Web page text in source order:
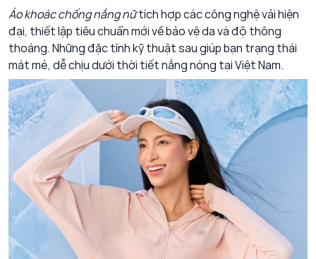
Áo khoác chống nắng nữtích hợp các công nghệ vải hiện
đại, thiết lập tiêu chuẩn mới về bảo vệ da và độ thông
thoáng. Những đặc tính kỹ thuật sau giúp bạn trạng thái
mát mẻ, dễ chịu dưới thời tiết nắng nóng tại Việt Nam.